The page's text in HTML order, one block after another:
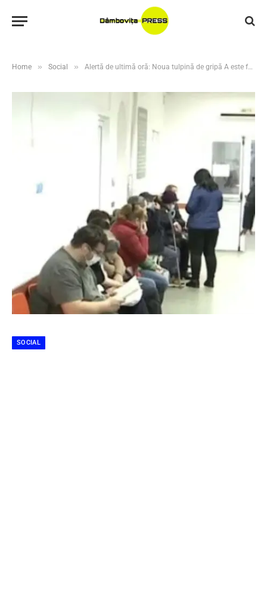
Home » Social » Alertă de ultimă oră: Noua tulpină de gripă A este foarte contagioasă: Febra mare și frisoanele sunt cele mai frecvente simptome
SOCIAL